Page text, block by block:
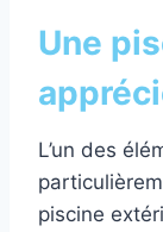
Une
L’un des
piscine